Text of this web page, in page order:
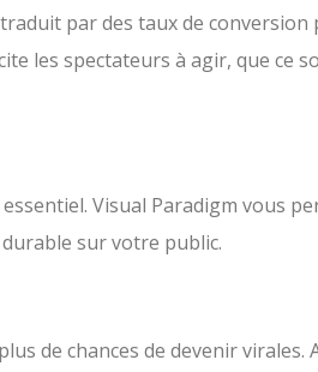
par des taux de conversion
les spectateurs à agir, que ce
Visual Paradigm vous
sur votre public.
de chances de devenir virales.